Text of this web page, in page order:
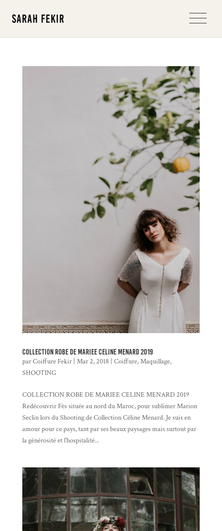
COLLECTION ROBE DE MARIEE CELINE MENARD 2019
parCoiffure Fekir| Mar 2, 2018 Coiffure,Maquillage,
SHOOTING
COLLECTION ROBE DE MARIEE CELINE MENARD 2019
Redécouvrir Fès située au nord du Maroc, pour sublimer Marion
Seclin lors du Shooting de Collection Céline Menard. Je suis en
amour pour ce pays, tant par ses beaux paysages mais surtout par
la générosité et l’hospitalité...